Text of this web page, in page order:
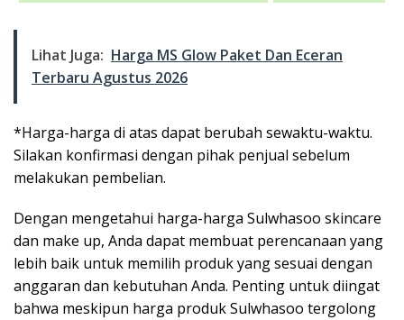
Lihat Juga: Harga MS Glow Paket Dan Eceran
Terbaru Agustus 2026
*Harga-harga di atas dapat berubah sewaktu-waktu.
Silakan konfirmasi dengan pihak penjual sebelum
melakukan pembelian.
Dengan mengetahui harga-harga Sulwhasoo skincare
dan make up, Anda dapat membuat perencanaan yang
lebih baik untuk memilih produk yang sesuai dengan
anggaran dan kebutuhan Anda. Penting untuk diingat
bahwa meskipun harga produk Sulwhasoo tergolong